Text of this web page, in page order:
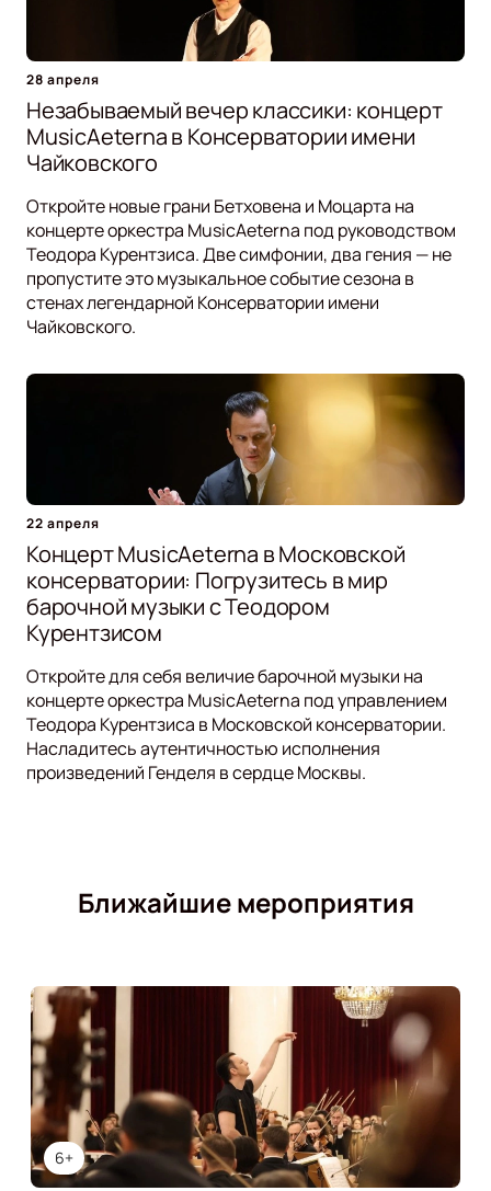
28 апреля
Незабываемый вечер классики: концерт
MusicAeterna в Консерватории имени
Чайковского
Откройте новые грани Бетховена и Моцарта на
концерте оркестра MusicAeterna под руководством
Теодора Курентзиса. Две симфонии, два гения — не
пропустите это музыкальное событие сезона в
стенах легендарной Консерватории имени
Чайковского.
22 апреля
Концерт MusicAeterna в Московской
консерватории: Погрузитесь в мир
барочной музыки с Теодором
Курентзисом
Откройте для себя величие барочной музыки на
концерте оркестра MusicAeterna под управлением
Теодора Курентзиса в Московской консерватории.
Насладитесь аутентичностью исполнения
произведений Генделя в сердце Москвы.
Ближайшие мероприятия
6+